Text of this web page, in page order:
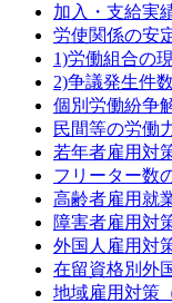
加入・支給実
労使関係の安
1)労働組合の
2)争議発生件
個別労働紛争
民間等の労働
若年者雇用対
フリーター数
高齢者雇用就
障害者雇用対
外国人雇用対
在留資格別外
地域雇用対策